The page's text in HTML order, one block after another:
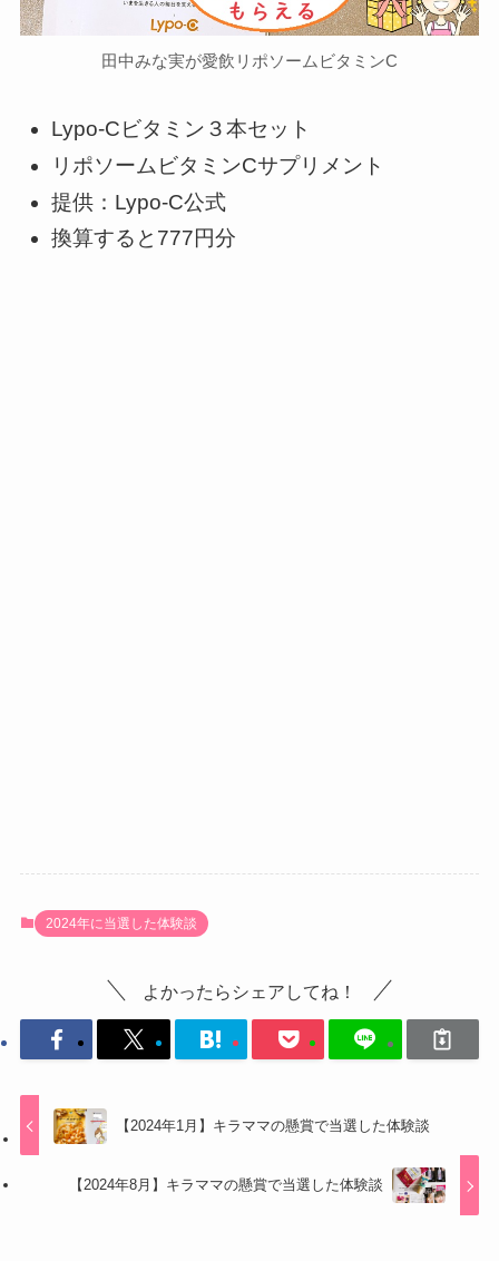
田中みな実が愛飲リポソームビタミンC
Lypo-Cビタミン３本セット
リポソームビタミンCサプリメント
提供：Lypo-C公式
換算すると777円分
2024年に当選した体験談
よかったらシェアしてね！
【2024年1月】キラママの懸賞で当選した体験談
【2024年8月】キラママの懸賞で当選した体験談